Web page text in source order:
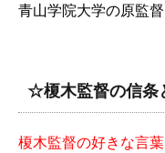
青山学院大学の原監
☆榎木監督の信条
榎木監督の好きな言葉